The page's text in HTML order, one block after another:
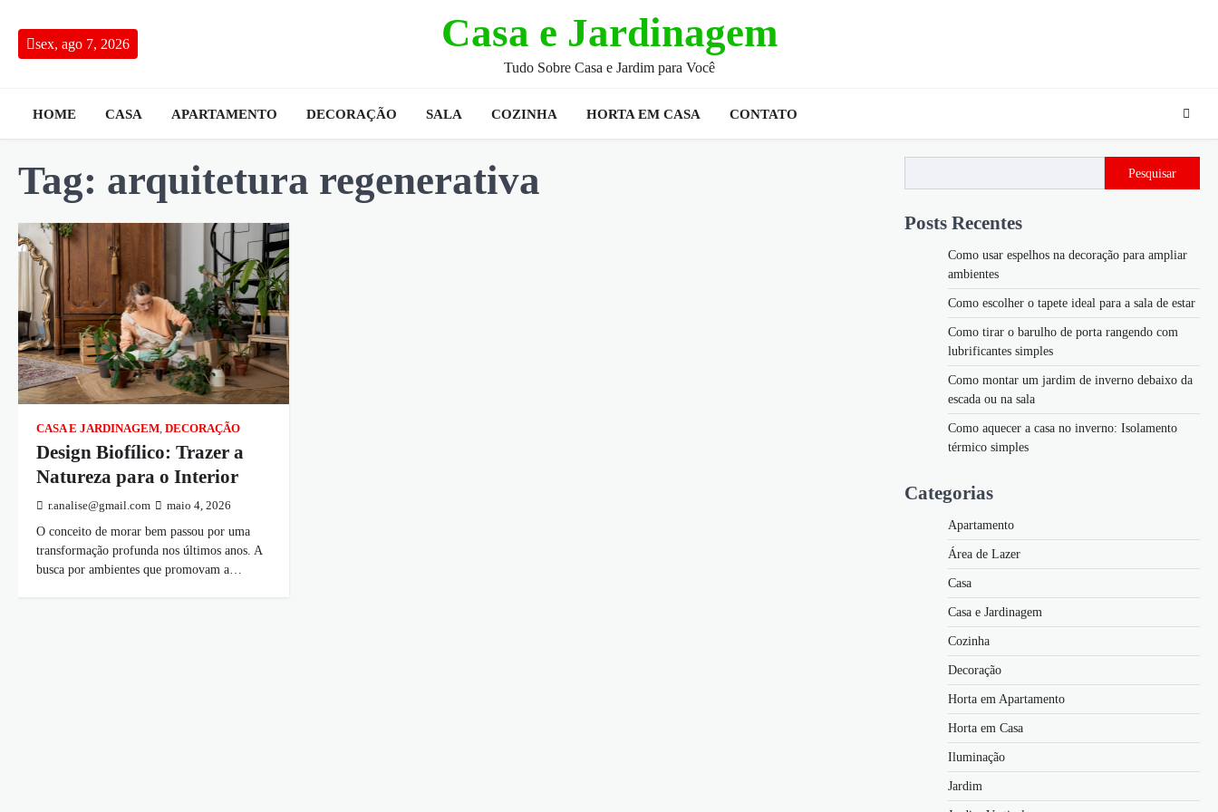
content
sex, ago 7, 2026 Casa e Jardinagem
Tudo Sobre Casa e Jardim para Você
HOME CASA APARTAMENTO DECORAÇÃO SALA COZINHA HORTA EM CASA CONTATO
Tag: arquitetura regenerativa
CASA E JARDINAGEM DECORAÇÃO
Design Biofílico: Trazer a
Natureza para o Interior
r.analise@gmail.com maio 4, 2026
O conceito de morar bem passou por uma
transformação profunda nos últimos anos. A
busca por ambientes que promovam a…
Pesquisar
Posts Recentes
Como usar espelhos na decoração para ampliar
ambientes
Como escolher o tapete ideal para a sala de estar
Como tirar o barulho de porta rangendo com
lubrificantes simples
Como montar um jardim de inverno debaixo da
escada ou na sala
Como aquecer a casa no inverno: Isolamento
térmico simples
Categorias
Apartamento
Área de Lazer
Casa
Casa e Jardinagem
Cozinha
Decoração
Horta em Apartamento
Horta em Casa
Iluminação
Jardim